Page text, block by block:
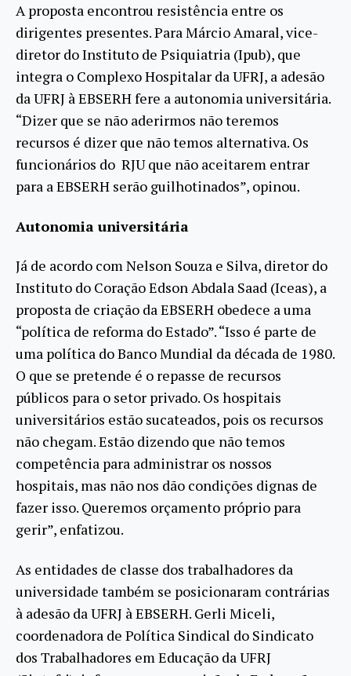
A proposta encontrou resistência entre os
dirigentes presentes. Para Márcio Amaral, vice-
diretor do Instituto de Psiquiatria (Ipub), que
integra o Complexo Hospitalar da UFRJ, a adesão
da UFRJ à EBSERH fere a autonomia universitária.
“Dizer que se não aderirmos não teremos
recursos é dizer que não temos alternativa. Os
funcionários do RJU que não aceitarem entrar
para a EBSERH serão guilhotinados”, opinou.
Autonomia universitária
Já de acordo com Nelson Souza e Silva, diretor do
Instituto do Coração Edson Abdala Saad (Iceas), a
proposta de criação da EBSERH obedece a uma
“política de reforma do Estado”. “Isso é parte de
uma política do Banco Mundial da década de 1980.
O que se pretende é o repasse de recursos
públicos para o setor privado. Os hospitais
universitários estão sucateados, pois os recursos
não chegam. Estão dizendo que não temos
competência para administrar os nossos
hospitais, mas não nos dão condições dignas de
fazer isso. Queremos orçamento próprio para
gerir”, enfatizou.
As entidades de classe dos trabalhadores da
universidade também se posicionaram contrárias
à adesão da UFRJ à EBSERH. Gerli Miceli,
coordenadora de Política Sindical do Sindicato
dos Trabalhadores em Educação da UFRJ